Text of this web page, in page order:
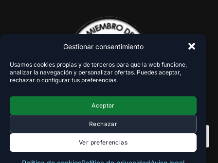
Gestionar consentimiento
Usamos cookies propias y de terceros para que la web funcione,
analizar la navegación y personalizar ofertas. Puedes aceptar,
rechazar o configurar tus preferencias.
Aceptar
Rechazar
Ver preferencias